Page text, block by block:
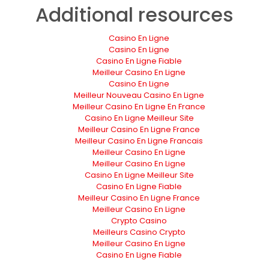
Additional resources
Casino En Ligne
Casino En Ligne
Casino En Ligne Fiable
Meilleur Casino En Ligne
Casino En Ligne
Meilleur Nouveau Casino En Ligne
Meilleur Casino En Ligne En France
Casino En Ligne Meilleur Site
Meilleur Casino En Ligne France
Meilleur Casino En Ligne Francais
Meilleur Casino En Ligne
Meilleur Casino En Ligne
Casino En Ligne Meilleur Site
Casino En Ligne Fiable
Meilleur Casino En Ligne France
Meilleur Casino En Ligne
Crypto Casino
Meilleurs Casino Crypto
Meilleur Casino En Ligne
Casino En Ligne Fiable